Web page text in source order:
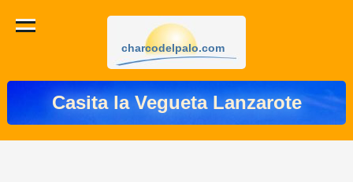
charcodelpalo.com
Casita la Vegueta Lanzarote